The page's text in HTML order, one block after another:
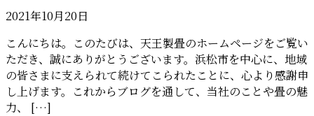
2021年10月20日
こんにちは。このたびは、天王製畳のホームページをご覧い
ただき、誠にありがとうございます。浜松市を中心に、地域
の皆さまに支えられて続けてこられたことに、心より感謝申
し上げます。これからブログを通して、当社のことや畳の魅
力、 […]